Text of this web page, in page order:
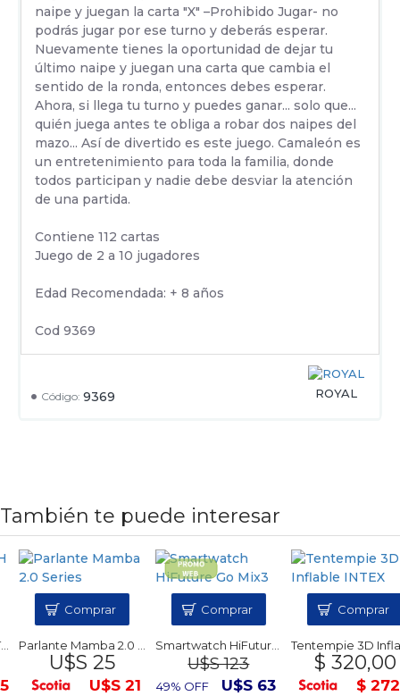
Código: 9369 ROYAL
naipe y juegan la carta "X" –Prohibido Jugar- no
podrás jugar por ese turno y deberás esperar.
Nuevamente tienes la oportunidad de dejar tu
último naipe y juegan una carta que cambia el
sentido de la ronda, entonces debes esperar.
Ahora, si llega tu turno y puedes ganar... solo que...
quién juega antes te obliga a robar dos naipes del
mazo... Así de divertido es este juego. Camaleón es
un entretenimiento para toda la familia, donde
todos participan y nadie debe desviar la atención
de una partida.
Contiene 112 cartas
Juego de 2 a 10 jugadores
Edad Recomendada: + 8 años
Cod 9369
También te puede interesar
Parlante Mamba 2.0 Series
U$S 25
U$S 21
Comprar
Smartwatch HiFuture Go Mix3
U$S 123
49% OFF U$S 63
Comprar
Tentempie
$ 320,00
$
Comprar